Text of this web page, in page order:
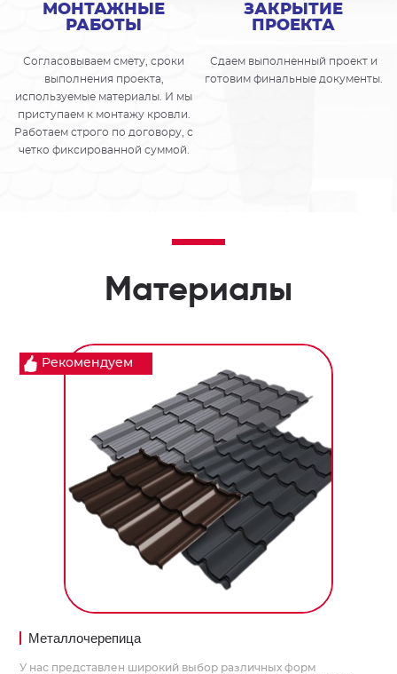
МОНТАЖНЫЕ
РАБОТЫ
Согласовываем смету, сроки
выполнения проекта,
используемые материалы. И мы
приступаем к монтажу кровли.
Работаем строго по договору, с
четко фиксированной суммой.
ЗАКРЫТИЕ
ПРОЕКТА
Сдаем выполненный проект и
готовим финальные документы.
Материалы
Рекомендуем
Металлочерепица
У нас представлен широкий выбор различных форм